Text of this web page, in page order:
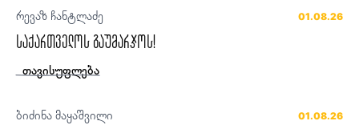
რევაზ ჩანტლაძე 01.08.26
საქართველოს გაუმარჯოს!
თავისუფლება
ბიძინა მაყაშვილი 01.08.26